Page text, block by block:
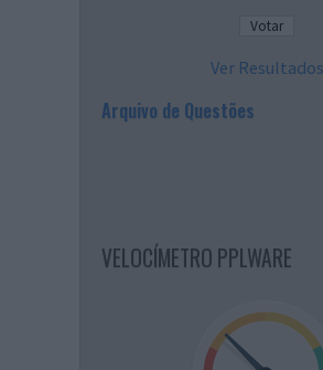
Ver Resultados
Arquivo de Questões
VELOCÍMETRO PPLWARE